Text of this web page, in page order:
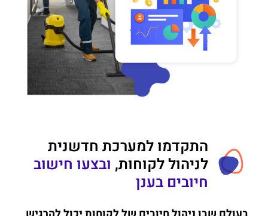
התקדמו למערכת חדשנית
לניהול לקוחות, ובצעו חישוב
חיובים בענן